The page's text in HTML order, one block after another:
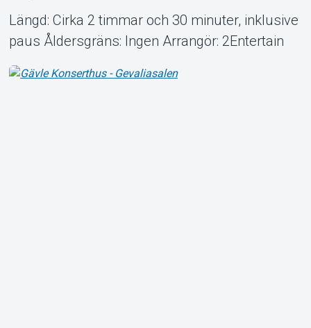
Längd: Cirka 2 timmar och 30 minuter, inklusive
paus Åldersgräns: Ingen Arrangör: 2Entertain